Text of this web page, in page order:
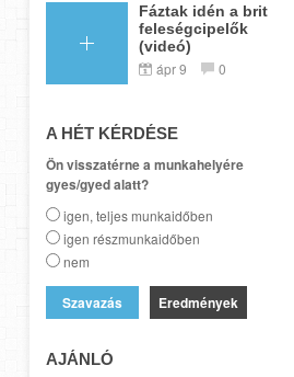
Fáztak idén a brit
feleségcipelők
(videó)
ápr 9 0
A HÉT KÉRDÉSE
Ön visszatérne a munkahelyére
gyes/gyed alatt?
igen, teljes munkaidőben
igen részmunkaidőben
nem
Eredmények
AJÁNLÓ